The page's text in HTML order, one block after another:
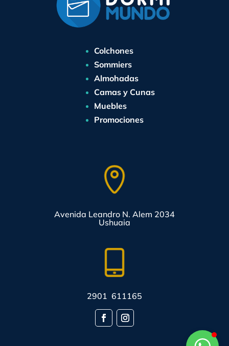
Colchones
Sommiers
Almohadas
Camas y Cunas
Muebles
Promociones
Avenida Leandro N. Alem 2034
Ushuaia
2901 611165